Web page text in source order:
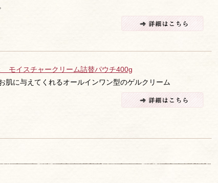
モイスチャークリーム詰替パウチ400g
肌に与えてくれるオールインワン型のゲルクリーム